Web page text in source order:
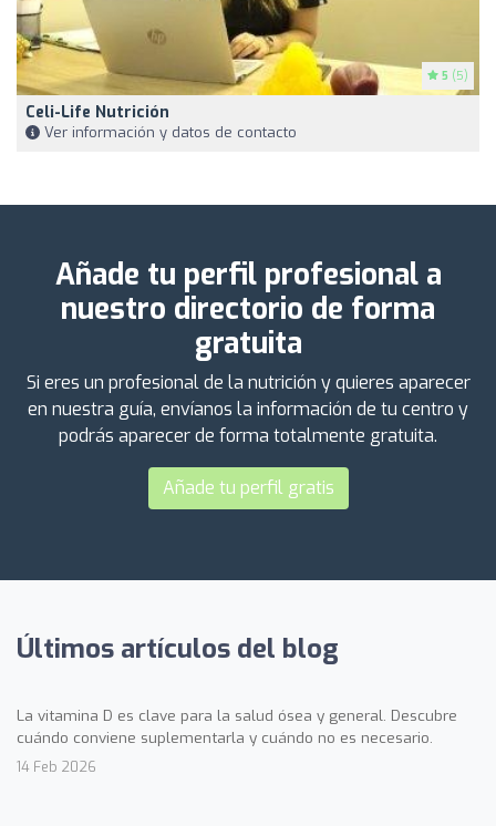
5 (5)
Celi-Life Nutrición
Ver información y datos de contacto
Añade tu perfil profesional a
nuestro directorio de forma
gratuita
Si eres un profesional de la nutrición y quieres aparecer
en nuestra guía, envíanos la información de tu centro y
podrás aparecer de forma totalmente gratuita.
Añade tu perfil gratis
Últimos artículos del blog
La vitamina D es clave para la salud ósea y general. Descubre
cuándo conviene suplementarla y cuándo no es necesario.
14 Feb 2026